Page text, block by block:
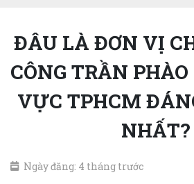
ĐÂU LÀ ĐƠN VỊ
CÔNG TRẦN
VỰC TPHCM
NHẤT?
Ngày đăng: 4 tháng trước